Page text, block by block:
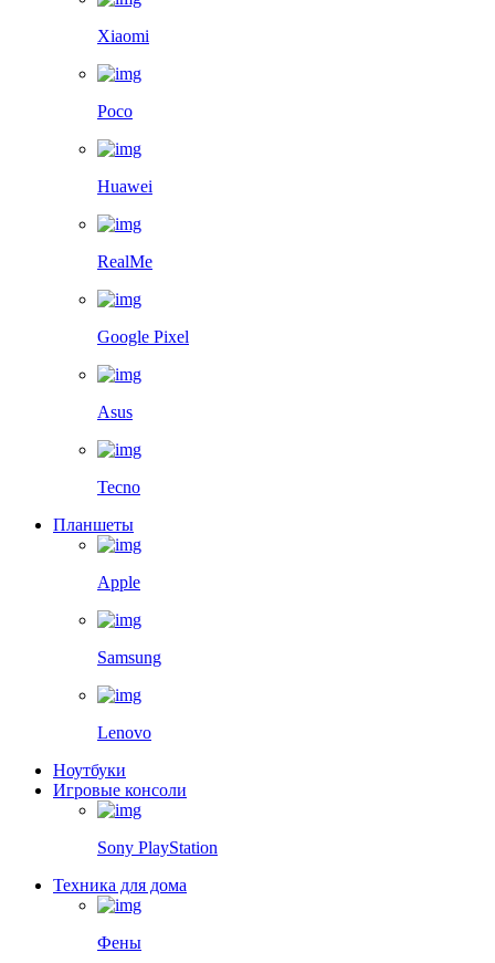
Xiaomi
Poco
Huawei
RealMe
Google Pixel
Asus
Tecno
Планшеты
Apple
Samsung
Lenovo
Ноутбуки
Игровые консоли
Sony PlayStation
Техника для дома
Фены